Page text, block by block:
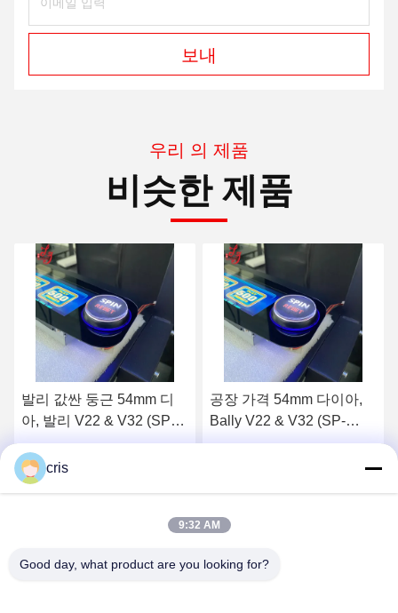
보내
우리 의 제품
비슷한 제품
공장 가격 54mm 다이아,
Bally V22 & V32 (SP-
RND-Bally) Bally 버튼 판
매최상의 가격을 얻으세요
발리 버튼, 54mm 다이아,
발리 V22 & V32 (SP-
RND-발리)
최상의 가격을 얻으세요
cris
9:32 AM
Good day, what product are you looking for?